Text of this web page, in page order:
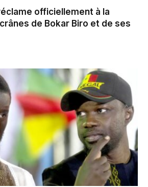
officiellement à la
de Bokar Biro et de ses